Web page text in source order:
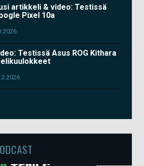
artikkeli & video: Testissä
Pixel 10a
Testissä Asus ROG Kithara